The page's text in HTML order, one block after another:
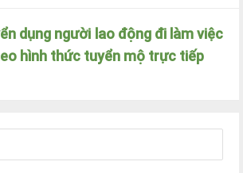
dụng người lao động đi làm việc
hình thức tuyển mộ trực tiếp